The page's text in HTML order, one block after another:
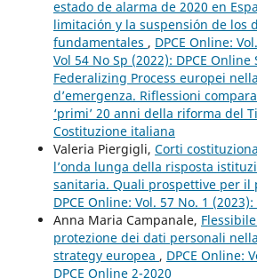
estado de alarma de 2020 en
limitación y la suspensión de los
fundamentales , DPCE Online:
Vol 54 No Sp (2022): DPCE Online
Federalizing Process europei
d’emergenza. Riflessioni
‘primi’ 20 anni della riforma del
Costituzione italiana
Valeria Piergigli, Corti
l’onda lunga della risposta
sanitaria. Quali prospettive per il
DPCE Online: Vol. 57 No. 1
Anna Maria Campanale,
protezione dei dati personali
strategy europea , DPCE Online:
DPCE Online 2-2020